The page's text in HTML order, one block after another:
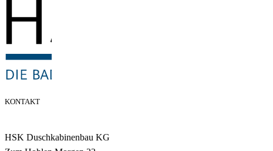
KONTAKT
HSK Duschkabinenbau KG